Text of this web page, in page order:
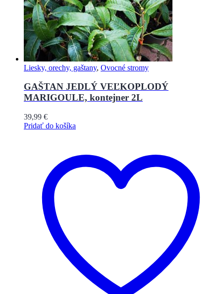
Liesky, orechy, gaštany, Ovocné stromy
GAŠTAN JEDLÝ VEĽKOPLODÝ
MARIGOULE, kontejner 2L
39,99 €
Pridať do košíka